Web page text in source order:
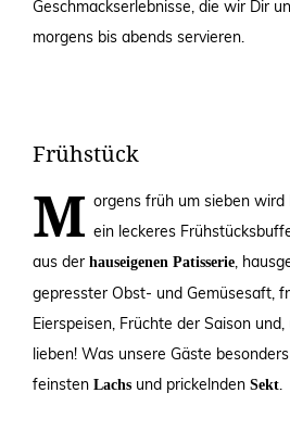
Geschmackserlebnisse, die wir Dir
morgens bis abends servieren.
Frühstück
M orgens früh um sieben
ein leckeres
aus der hauseigenen Patisserie ,
gepresster Obst- und Gemüsesaft,
Eierspeisen, Früchte der Saison
lieben! Was unsere Gäste
feinsten Lachs und prickelnden Sekt